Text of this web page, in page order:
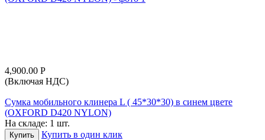
4,900.00 Р
(Включая НДС)
Сумка мобильного клинера L ( 45*30*30) в синем цвете
(OXFORD D420 NYLON)
На складе: 1 шт.
Купить Купить в один клик